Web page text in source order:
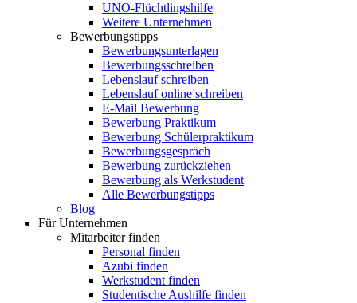
UNO-Flüchtlingshilfe
Weitere Unternehmen
Bewerbungstipps
Bewerbungsunterlagen
Bewerbungsschreiben
Lebenslauf schreiben
Lebenslauf online schreiben
E-Mail Bewerbung
Bewerbung Praktikum
Bewerbung Schülerpraktikum
Bewerbungsgespräch
Bewerbung zurückziehen
Bewerbung als Werkstudent
Alle Bewerbungstipps
Blog
Für Unternehmen
Mitarbeiter finden
Personal finden
Azubi finden
Werkstudent finden
Studentische Aushilfe finden